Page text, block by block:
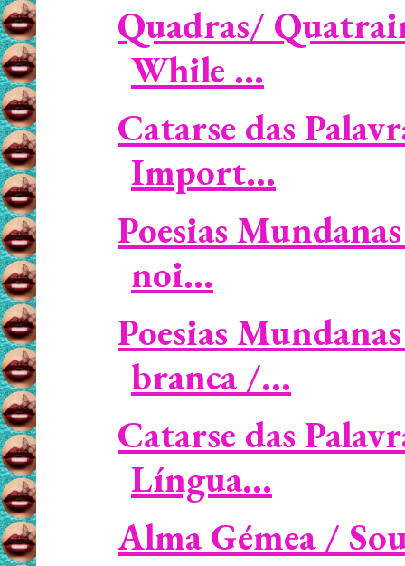
Quadras/
While ...
Catarse das
Import...
Poesias
noi...
Poesias
branca /...
Catarse das
Língua...
Alma Gémea /